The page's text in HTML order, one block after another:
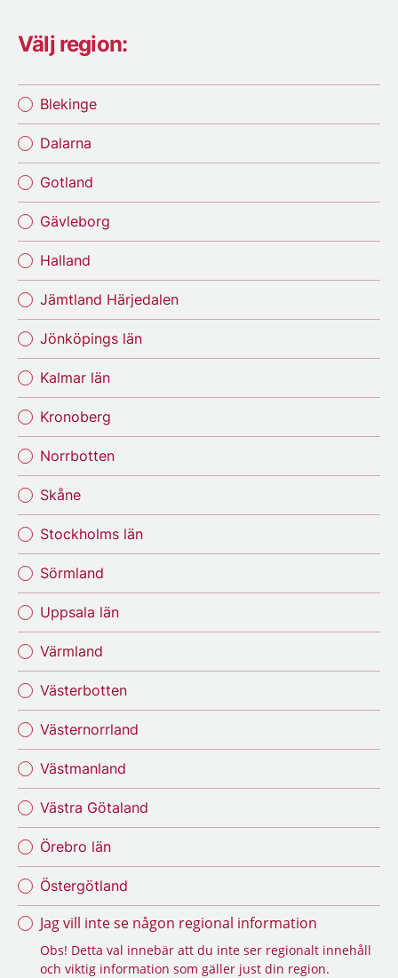
Välj region:
Blekinge
Dalarna
Gotland
Gävleborg
Halland
Jämtland Härjedalen
Jönköpings län
Kalmar län
Kronoberg
Norrbotten
Skåne
Stockholms län
Sörmland
Uppsala län
Värmland
Västerbotten
Västernorrland
Västmanland
Västra Götaland
Örebro län
Östergötland
Jag vill inte se någon regional information
Obs! Detta val innebär att du inte ser regionalt innehåll
och viktig information som gäller just din region.